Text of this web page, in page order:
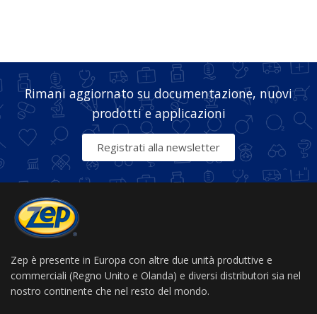
Rimani aggiornato su documentazione, nuovi
prodotti e applicazioni
Registrati alla newsletter
Zep è presente in Europa con altre due unità produttive e
commerciali (Regno Unito e Olanda) e diversi distributori sia nel
nostro continente che nel resto del mondo.